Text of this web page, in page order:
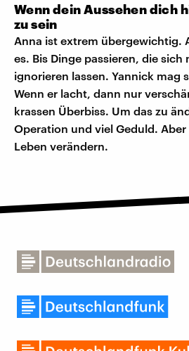
Wenn dein Aussehen dich
zu sein
Anna ist extrem übergewichtig.
es. Bis Dinge passieren, die sich
ignorieren lassen. Yannick mag
Wenn er lacht, dann nur
krassen Überbiss. Um das zu
Operation und viel Geduld.
Leben verändern.